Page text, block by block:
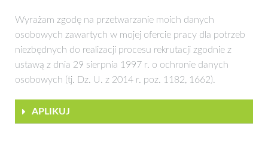
Wyrażam zgodę na przetwarzanie moich danych
osobowych zawartych w mojej ofercie pracy dla potrzeb
niezbędnych do realizacji procesu rekrutacji zgodnie z
ustawą z dnia 29 sierpnia 1997 r. o ochronie danych
osobowych (tj. Dz. U. z 2014 r. poz. 1182, 1662).
APLIKUJ